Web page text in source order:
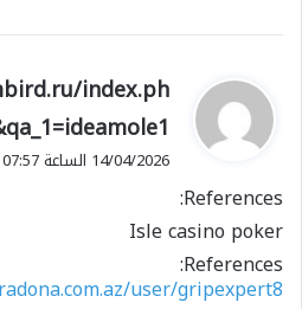
ي
ق
و
ل
index.ph
14/04/2026 الساعة 07:57
References:
Isle casino poker
References:
user/gripexpert8/